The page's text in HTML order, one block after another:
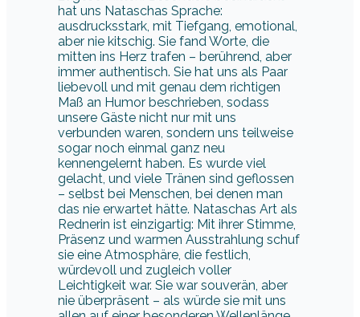
hat uns Nataschas Sprache:
ausdrucksstark, mit Tiefgang, emotional,
aber nie kitschig. Sie fand Worte, die
mitten ins Herz trafen – berührend, aber
immer authentisch. Sie hat uns als Paar
liebevoll und mit genau dem richtigen
Maß an Humor beschrieben, sodass
unsere Gäste nicht nur mit uns
verbunden waren, sondern uns teilweise
sogar noch einmal ganz neu
kennengelernt haben. Es wurde viel
gelacht, und viele Tränen sind geflossen
– selbst bei Menschen, bei denen man
das nie erwartet hätte. Nataschas Art als
Rednerin ist einzigartig: Mit ihrer Stimme,
Präsenz und warmen Ausstrahlung schuf
sie eine Atmosphäre, die festlich,
würdevoll und zugleich voller
Leichtigkeit war. Sie war souverän, aber
nie überpräsent – als würde sie mit uns